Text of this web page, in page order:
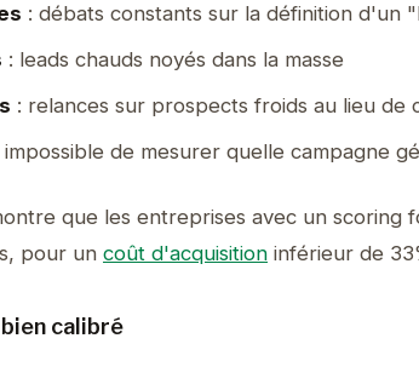
: débats constants sur la définition d'un
: leads chauds noyés dans la masse
: relances sur prospects froids au lieu de
impossible de mesurer quelle campagne
que les entreprises avec un scoring
pour un coût d'acquisition inférieur de
calibré